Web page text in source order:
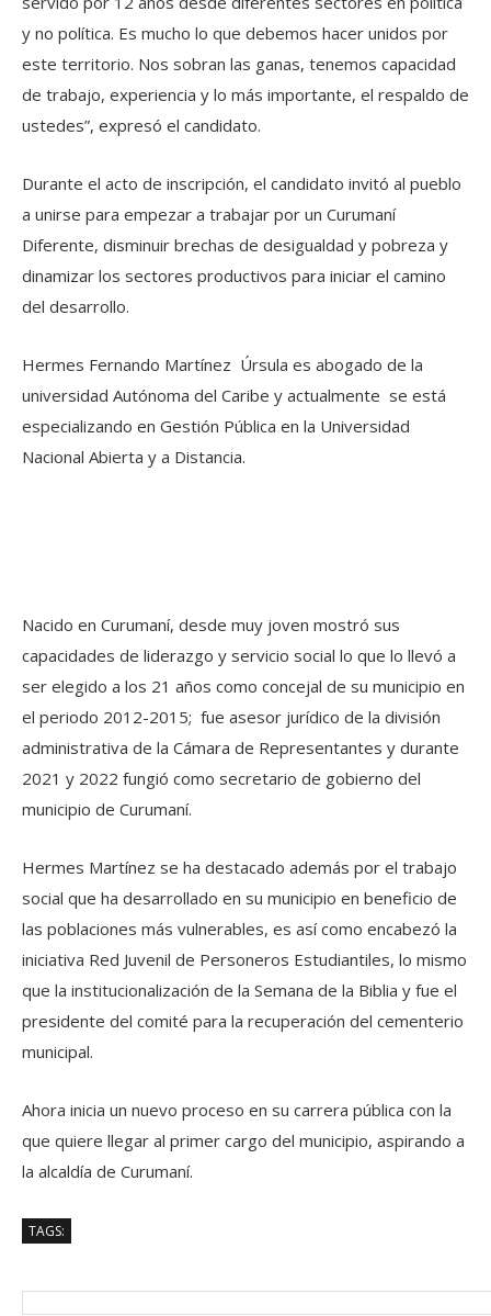
y no política. Es mucho lo que debemos hacer unidos por
este territorio. Nos sobran las ganas, tenemos capacidad
de trabajo, experiencia y lo más importante, el respaldo de
ustedes”, expresó el candidato.
Durante el acto de inscripción, el candidato invitó al pueblo
a unirse para empezar a trabajar por un Curumaní
Diferente, disminuir brechas de desigualdad y pobreza y
dinamizar los sectores productivos para iniciar el camino
del desarrollo.
Hermes Fernando Martínez Úrsula es abogado de la
universidad Autónoma del Caribe y actualmente se está
especializando en Gestión Pública en la Universidad
Nacional Abierta y a Distancia.
Nacido en Curumaní, desde muy joven mostró sus
capacidades de liderazgo y servicio social lo que lo llevó a
ser elegido a los 21 años como concejal de su municipio en
el periodo 2012-2015; fue asesor jurídico de la división
administrativa de la Cámara de Representantes y durante
2021 y 2022 fungió como secretario de gobierno del
municipio de Curumaní.
Hermes Martínez se ha destacado además por el trabajo
social que ha desarrollado en su municipio en beneficio de
las poblaciones más vulnerables, es así como encabezó la
iniciativa Red Juvenil de Personeros Estudiantiles, lo mismo
que la institucionalización de la Semana de la Biblia y fue el
presidente del comité para la recuperación del cementerio
municipal.
Ahora inicia un nuevo proceso en su carrera pública con la
que quiere llegar al primer cargo del municipio, aspirando a
la alcaldía de Curumaní.
TAGS: